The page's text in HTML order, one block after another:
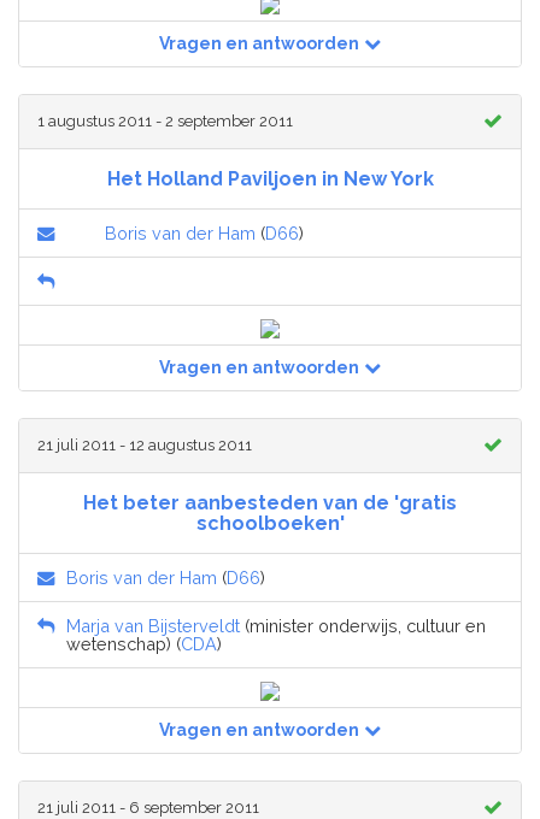
Vragen en antwoorden
1 augustus 2011 - 2 september 2011
Het Holland Paviljoen in New York
Boris van der Ham (D66)
Vragen en antwoorden
21 juli 2011 - 12 augustus 2011
Het beter aanbesteden van de 'gratis
schoolboeken'
Boris van der Ham (D66)
Marja van Bijsterveldt (minister onderwijs, cultuur en
wetenschap) (CDA)
Vragen en antwoorden
21 juli 2011 - 6 september 2011